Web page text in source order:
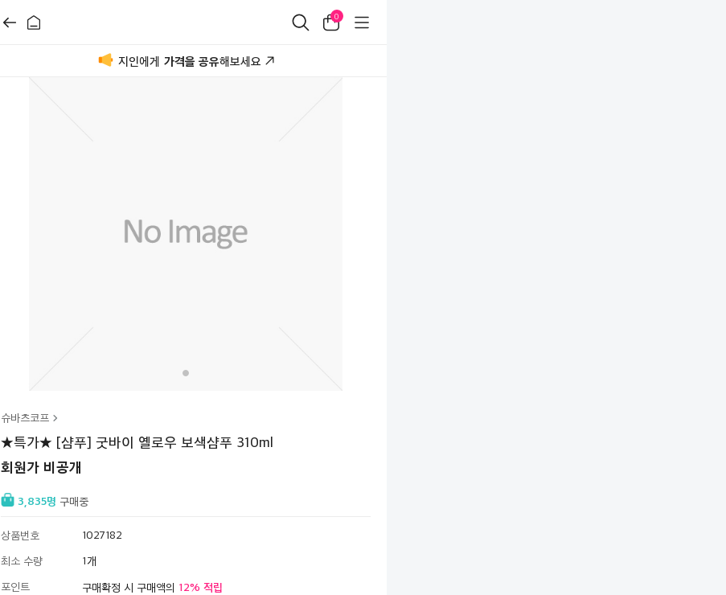
0
지인에게 가격을 공유해보세요
슈바츠코프
★특가★ [샴푸] 굿바이 옐로우 보색샴푸 310ml
회원가 비공개
3,835 구매중
상품번호
1027182
최소 수량
1
포인트
구매확정 시 구매액의 12